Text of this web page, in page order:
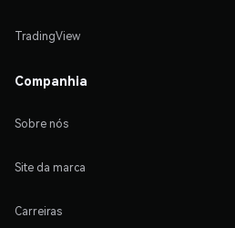
TradingView
Companhia
Sobre nós
Site da marca
Carreiras